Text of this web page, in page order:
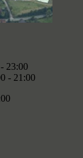
23:00
- 21:00